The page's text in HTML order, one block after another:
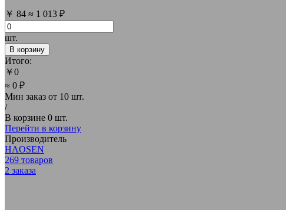
￥ 84 ≈ 1 013 ₽
шт.
В корзину
Итого:
￥0
≈ 0 ₽
Мин заказ от 10 шт.
/
В корзине 0 шт.
Перейти в корзину
Производитель
HAOSEN
269 товаров
2 заказа